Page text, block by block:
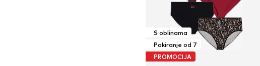
S oblinama
Pakiranje od 7
PROMOCIJA